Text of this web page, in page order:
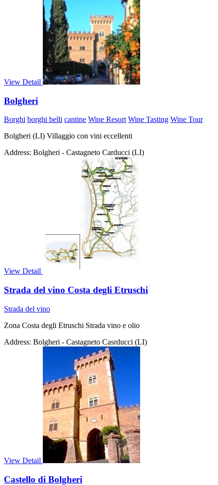
View Detail
Bolgheri
Borghi borghi belli cantine Wine Resort Wine Tasting Wine Tour
Bolgheri (LI) Villaggio con vini eccellenti
Address: Bolgheri - Castagneto Carducci (LI)
View Detail
Strada del vino Costa degli Etruschi
Strada del vino
Zona Costa degli Etruschi Strada vino e olio
Address: Bolgheri - Castagneto Casrducci (LI)
View Detail
Castello di Bolgheri